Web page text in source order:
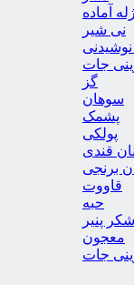
ژله آماده
نی شیر
جات
گز
سوهان
پشمک
پولکی
قندی
برنجی
قاووت
حبه
شکر پنیر
معجون
جات